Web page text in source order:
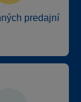
predajní